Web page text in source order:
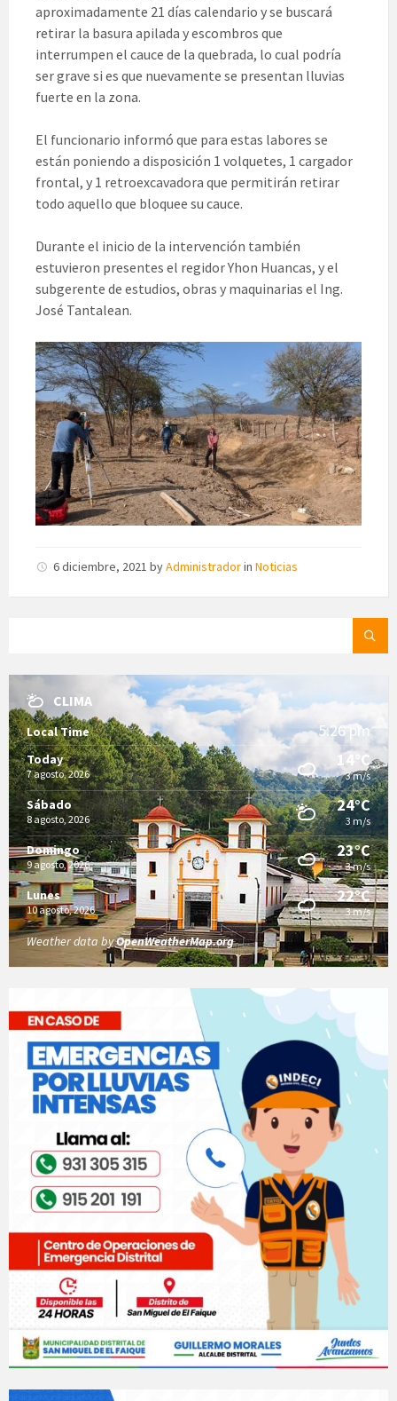
aproximadamente 21 días calendario y se buscará
retirar la basura apilada y escombros que
interrumpen el cauce de la quebrada, lo cual podría
ser grave si es que nuevamente se presentan lluvias
fuerte en la zona.
El funcionario informó que para estas labores se
están poniendo a disposición 1 volquetes, 1 cargador
frontal, y 1 retroexcavadora que permitirán retirar
todo aquello que bloquee su cauce.
Durante el inicio de la intervención también
estuvieron presentes el regidor Yhon Huancas, y el
subgerente de estudios, obras y maquinarias el Ing.
José Tantalean.
6 diciembre, 2021 byAdministradorin Noticias
CLIMA
Local Time 5:26 pm
Today
7 agosto, 2026
14°C
3 m/s
Sábado
8 agosto, 2026
24°C
3 m/s
Domingo
9 agosto, 2026
23°C
3 m/s
Lunes
10 agosto, 2026
22°C
3 m/s
Weather data byOpenWeatherMap.org